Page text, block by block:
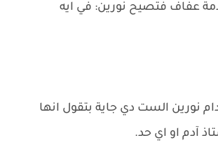
عفاف فتصيح نورين: في ايه
نورين الست دي جاية بتقول انها
آدم او اي حد.